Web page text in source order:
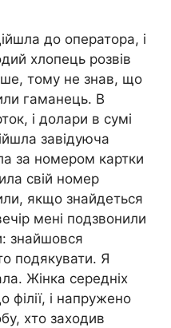
до оператора, і
хлопець розвів
тому не знав, що
гаманець. В
і долари в сумі
завідуюча
за номером картки
свій номер
якщо знайдеться
мені подзвонили
знайшовся
подякувати. Я
Жінка середніх
філії, і напружено
хто заходив